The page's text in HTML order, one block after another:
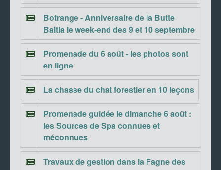
Botrange - Anniversaire de la Butte
Baltia le week-end des 9 et 10 septembre
Promenade du 6 août - les photos sont
en ligne
La chasse du chat forestier en 10 leçons
Promenade guidée le dimanche 6 août :
les Sources de Spa connues et
méconnues
Travaux de gestion dans la Fagne des